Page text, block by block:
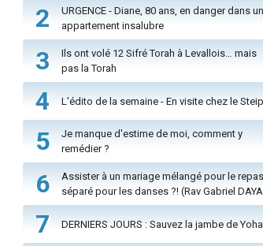
2
URGENCE - Diane, 80 ans, en danger dans un
appartement insalubre
3
Ils ont volé 12 Sifré Torah à Levallois… mais
pas la Torah
4 L'édito de la semaine - En visite chez le
5
Je manque d'estime de moi, comment y
remédier ?
6
Assister à un mariage mélangé pour le
séparé pour les danses ?! (Rav Gabriel
7 DERNIERS JOURS : Sauvez la jambe de